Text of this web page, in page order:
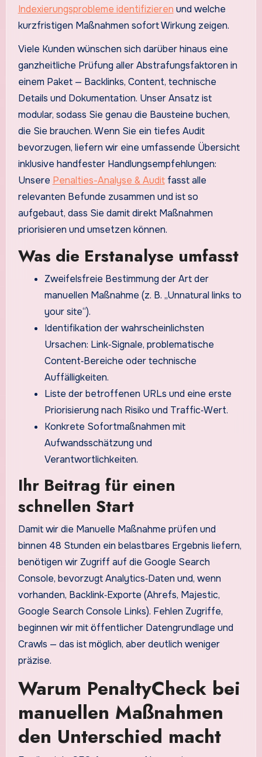
Indexierungsprobleme identifizieren und welche
kurzfristigen Maßnahmen sofort Wirkung zeigen.
Viele Kunden wünschen sich darüber hinaus eine
ganzheitliche Prüfung aller Abstrafungsfaktoren in
einem Paket — Backlinks, Content, technische
Details und Dokumentation. Unser Ansatz ist
modular, sodass Sie genau die Bausteine buchen,
die Sie brauchen. Wenn Sie ein tiefes Audit
bevorzugen, liefern wir eine umfassende Übersicht
inklusive handfester Handlungsempfehlungen:
Unsere Penalties-Analyse & Auditfasst alle
relevanten Befunde zusammen und ist so
aufgebaut, dass Sie damit direkt Maßnahmen
priorisieren und umsetzen können.
Was die Erstanalyse umfasst
Zweifelsfreie Bestimmung der Art der
manuellen Maßnahme (z. B. „Unnatural links to
your site“).
Identifikation der wahrscheinlichsten
Ursachen: Link‑Signale, problematische
Content‑Bereiche oder technische
Auffälligkeiten.
Liste der betroffenen URLs und eine erste
Priorisierung nach Risiko und Traffic‑Wert.
Konkrete Sofortmaßnahmen mit
Aufwandsschätzung und
Verantwortlichkeiten.
Ihr Beitrag für einen
schnellen Start
Damit wir die Manuelle Maßnahme prüfen und
binnen 48 Stunden ein belastbares Ergebnis liefern,
benötigen wir Zugriff auf die Google Search
Console, bevorzugt Analytics‑Daten und, wenn
vorhanden, Backlink‑Exporte (Ahrefs, Majestic,
Google Search Console Links). Fehlen Zugriffe,
beginnen wir mit öffentlicher Datengrundlage und
Crawls — das ist möglich, aber deutlich weniger
präzise.
Warum PenaltyCheck bei
manuellen Maßnahmen
den Unterschied macht